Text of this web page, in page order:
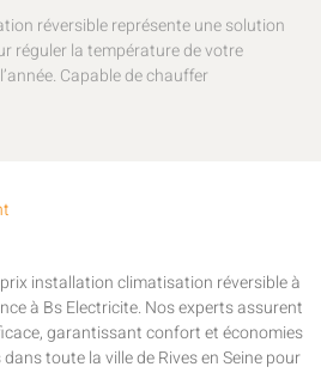
réversible représente une solution
réguler la température de votre
Capable de chauffer
installation climatisation réversible à
à Bs Electricite. Nos experts assurent
garantissant confort et économies
toute la ville de Rives en Seine pour